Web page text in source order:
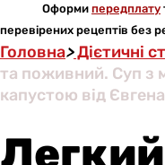
Оформи передплату
перевірених рецептів без
Головна>Дієтичні
та поживний. Суп з
капустою від